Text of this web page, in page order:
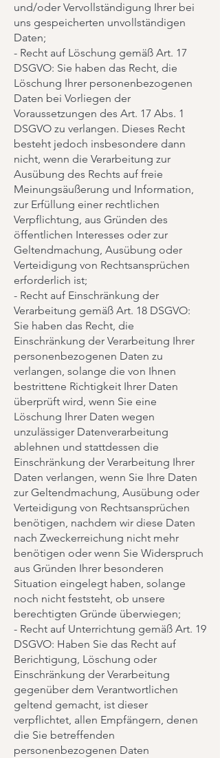
und/oder Vervollständigung Ihrer bei
uns gespeicherten unvollständigen
Daten;
- Recht auf Löschung gemäß Art. 17
DSGVO: Sie haben das Recht, die
Löschung Ihrer personenbezogenen
Daten bei Vorliegen der
Voraussetzungen des Art. 17 Abs. 1
DSGVO zu verlangen. Dieses Recht
besteht jedoch insbesondere dann
nicht, wenn die Verarbeitung zur
Ausübung des Rechts auf freie
Meinungsäußerung und Information,
zur Erfüllung einer rechtlichen
Verpflichtung, aus Gründen des
öffentlichen Interesses oder zur
Geltendmachung, Ausübung oder
Verteidigung von Rechtsansprüchen
erforderlich ist;
- Recht auf Einschränkung der
Verarbeitung gemäß Art. 18 DSGVO:
Sie haben das Recht, die
Einschränkung der Verarbeitung Ihrer
personenbezogenen Daten zu
verlangen, solange die von Ihnen
bestrittene Richtigkeit Ihrer Daten
überprüft wird, wenn Sie eine
Löschung Ihrer Daten wegen
unzulässiger Datenverarbeitung
ablehnen und stattdessen die
Einschränkung der Verarbeitung Ihrer
Daten verlangen, wenn Sie Ihre Daten
zur Geltendmachung, Ausübung oder
Verteidigung von Rechtsansprüchen
benötigen, nachdem wir diese Daten
nach Zweckerreichung nicht mehr
benötigen oder wenn Sie Widerspruch
aus Gründen Ihrer besonderen
Situation eingelegt haben, solange
noch nicht feststeht, ob unsere
berechtigten Gründe überwiegen;
- Recht auf Unterrichtung gemäß Art. 19
DSGVO: Haben Sie das Recht auf
Berichtigung, Löschung oder
Einschränkung der Verarbeitung
gegenüber dem Verantwortlichen
geltend gemacht, ist dieser
verpflichtet, allen Empfängern, denen
die Sie betreffenden
personenbezogenen Daten